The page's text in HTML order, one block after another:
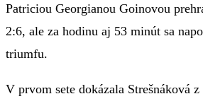
Patriciou Georgianou Goinovou
2:6, ale za hodinu aj 53 minút sa
triumfu.
V prvom sete dokázala Strešnáková